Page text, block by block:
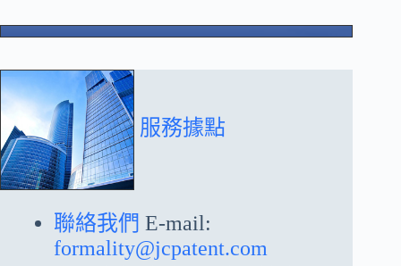
服務據點
聯絡我們 E-mail:
formality@jcpatent.com